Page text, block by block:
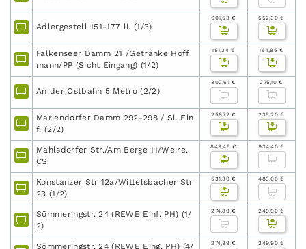
Adlergestell 151-177 li. (1/3)
607,53 € 552,30 €
Falkenseer Damm 21 /Getränke Hoff
mann/PP (Sicht Eingang) (1/2)
181,34 € 164,85 €
An der Ostbahn 5 Metro (2/2)
302,61 € 275,10 €
Mariendorfer Damm 292-298 / Si. Ein
f. (2/2)
258,72 € 235,20 €
Mahlsdorfer Str./Am Berge 11/We.re.
CS
849,45 € 934,40 €
Konstanzer Str 12a/Wittelsbacher Str
23 (1/2)
531,30 € 483,00 €
Sömmeringstr. 24 (REWE Einf. PH) (1/
2)
274,89 € 249,90 €
Sömmeringstr. 24 (REWE Eing. PH) (4/ 274,89 € 249,90 €